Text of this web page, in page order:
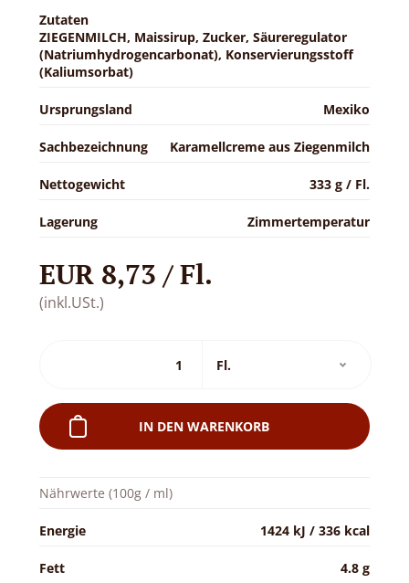
Zutaten
ZIEGENMILCH, Maissirup, Zucker, Säureregulator
(Natriumhydrogencarbonat), Konservierungsstoff
(Kaliumsorbat)
Ursprungsland Mexiko
Sachbezeichnung Karamellcreme aus Ziegenmilch
Nettogewicht 333 g / Fl.
Lagerung Zimmertemperatur
EUR 8,73 / Fl.
(inkl.USt.)
IN DEN WARENKORB
Nährwerte (100g / ml)
Energie 1424 kJ / 336 kcal
Fett 4.8 g